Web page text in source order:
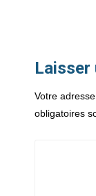
Laisser
Votre
obligatoires